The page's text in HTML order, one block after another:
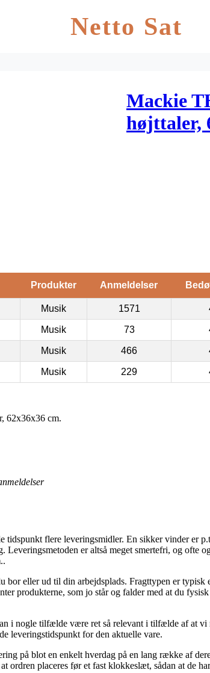
Netto Sat
Mackie
højttaler,
Produkter Anmeldelser
Musik 1571
Musik 73
Musik 466
Musik 229
62x36x36 cm.
tidspunkt flere leveringsmidler. En sikker vinder er
Leveringsmetoden er altså meget smertefri, og ofte
eller ud til din arbejdsplads. Fragttypen er typisk
produkterne, som jo står og falder med at du
i nogle tilfælde være ret så relevant i tilfælde af at vi
leveringstidspunkt for den aktuelle vare.
på blot en enkelt hverdag på en lang række af
ordren placeres før et fast klokkeslæt, sådan at de